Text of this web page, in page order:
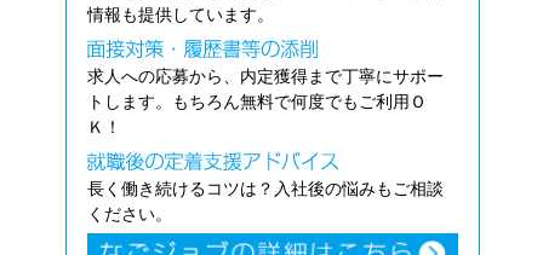
情報も提供しています。
求人への応募から、内定獲得まで丁寧にサポー
トします。もちろん無料で何度でもご利用Ｏ
Ｋ！
長く働き続けるコツは？入社後の悩みもご相談
ください。